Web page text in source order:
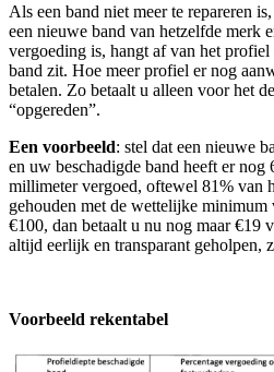
Als een band niet meer te repareren
een nieuwe band van hetzelfde merk
vergoeding is, hangt af van het
band zit. Hoe meer profiel er nog
betalen. Zo betaalt u alleen voor het
“opgereden”.
Een voorbeeld: stel dat een nieuwe
en uw beschadigde band heeft er
millimeter vergoed, oftewel 81% van
gehouden met de wettelijke
€100, dan betaalt u nu nog maar €19
altijd eerlijk en transparant geholpen,
Voorbeeld rekentabel